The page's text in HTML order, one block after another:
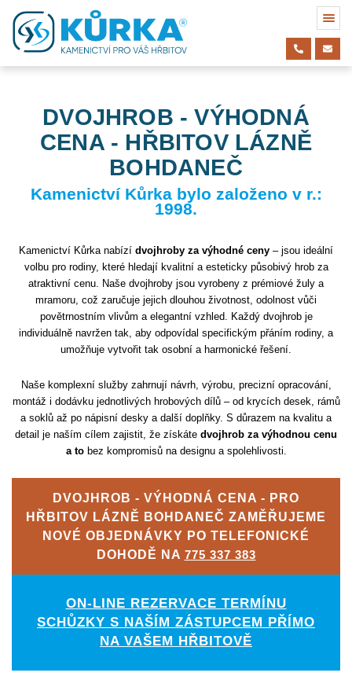
DVOJHROB - VÝHODNÁ
CENA - HŘBITOV LÁZNĚ
BOHDANEČ
Kamenictví Kůrka bylo založeno v r.:
1998.
Kamenictví Kůrka nabízí dvojhroby za výhodné ceny – jsou ideální
volbu pro rodiny, které hledají kvalitní a esteticky působivý hrob za
atraktivní cenu. Naše dvojhroby jsou vyrobeny z prémiové žuly a
mramoru, což zaručuje jejich dlouhou životnost, odolnost vůči
povětrnostním vlivům a elegantní vzhled. Každý dvojhrob je
individuálně navržen tak, aby odpovídal specifickým přáním rodiny, a
umožňuje vytvořit tak osobní a harmonické řešení.
Naše komplexní služby zahrnují návrh, výrobu, precizní opracování,
montáž i dodávku jednotlivých hrobových dílů – od krycích desek, rámů
a soklů až po nápisní desky a další doplňky. S důrazem na kvalitu a
detail je naším cílem zajistit, že získáte dvojhrob za výhodnou cenu
a tobez kompromisů na designu a spolehlivosti.
DVOJHROB - VÝHODNÁ CENA - PRO
HŘBITOV LÁZNĚ BOHDANEČ ZAMĚŘUJEME
NOVÉ OBJEDNÁVKY PO TELEFONICKÉ
DOHODĚ NA 775 337 383
ON-LINE REZERVACE TERMÍNU
SCHŮZKY S NAŠÍM ZÁSTUPCEM PŘÍMO
NA VAŠEM HŘBITOVĚ